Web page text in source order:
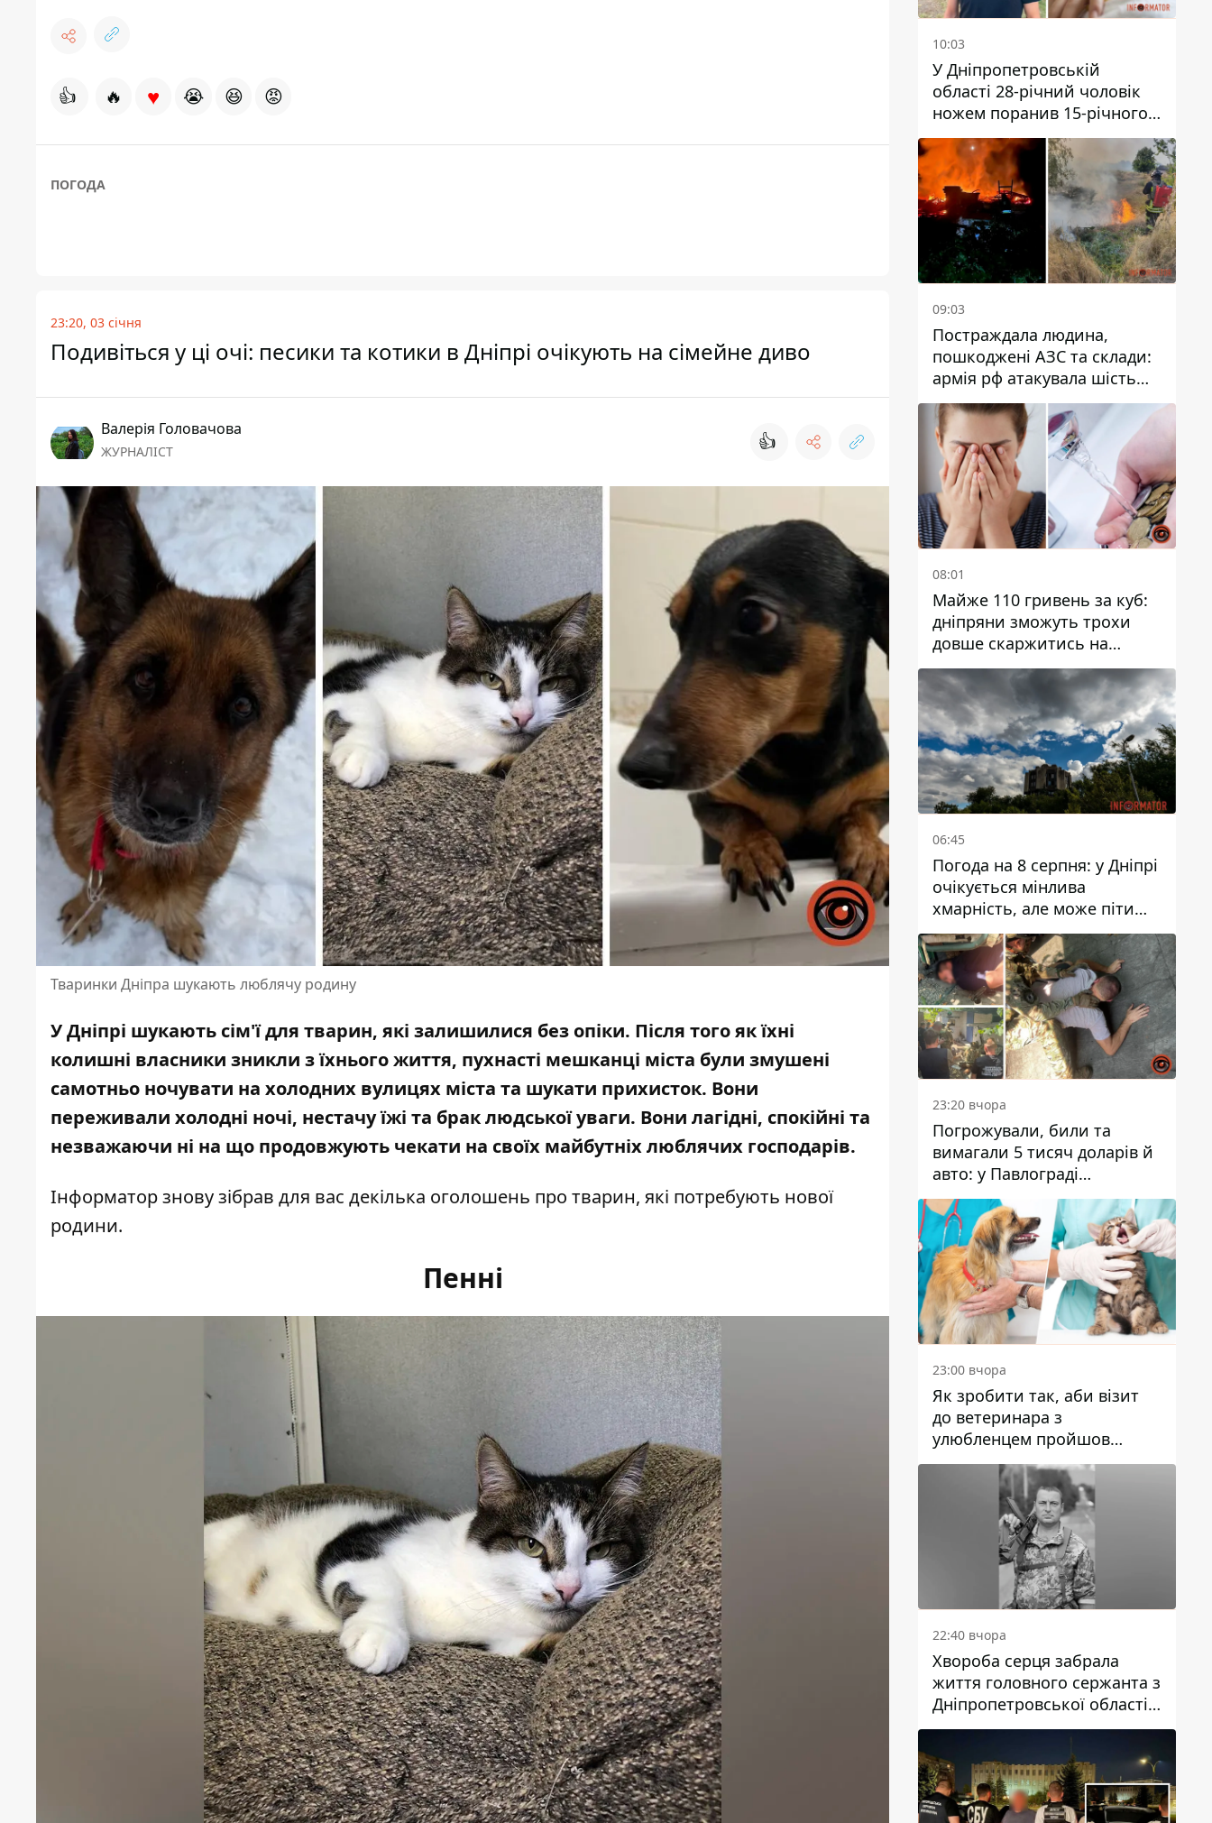
👍 🔥 ♥ 😭 😆 😡
ПОГОДА
23:20, 03 січня
Подивіться у ці очі: песики та котики в Дніпрі очікують на сімейне диво
Валерія Головачова
ЖУРНАЛІСТ 👍
Тваринки Дніпра шукають люблячу родину
У Дніпрі шукають сім'ї для тварин, які залишилися без опіки. Після того як їхні
колишні власники зникли з їхнього життя, пухнасті мешканці міста були змушені
самотньо ночувати на холодних вулицях міста та шукати прихисток. Вони
переживали холодні ночі, нестачу їжі та брак людської уваги. Вони лагідні, спокійні та
незважаючи ні на що продовжують чекати на своїх майбутніх люблячих господарів.
Інформатор знову зібрав для вас декілька оголошень про тварин, які потребують нової
родини.
Пенні
10:03
У Дніпропетровській
області 28-річний чоловік
ножем поранив 15-річного
хлопця
09:03
Постраждала людина,
пошкоджені АЗС та склади:
армія рф атакувала шість
районів Дніпропетровської
області
08:01
Майже 110 гривень за куб:
дніпряни зможуть трохи
довше скаржитись на
заплановані тарифи на воду
на 2027 рік
06:45
Погода на 8 серпня: у Дніпрі
очікується мінлива
хмарність, але може піти
дощ
23:20 вчора
Погрожували, били та
вимагали 5 тисяч доларів й
авто: у Павлограді
затримали двох чоловіків
23:00 вчора
Як зробити так, аби візит
до ветеринара з
улюбленцем пройшов
спокійно: прості поради
22:40 вчора
Хвороба серця забрала
життя головного сержанта з
Дніпропетровської області
Юрія Свистуна